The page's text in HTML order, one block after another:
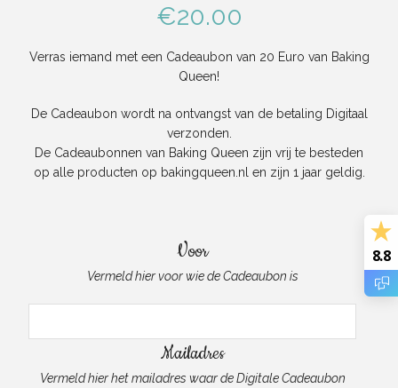
€20.00
Verras iemand met een Cadeaubon van 20 Euro van Baking
Queen!
De Cadeaubon wordt na ontvangst van de betaling Digitaal
verzonden.
De Cadeaubonnen van Baking Queen zijn vrij te besteden
op alle producten op bakingqueen.nl en zijn 1 jaar geldig.
Voor
Vermeld hier voor wie de Cadeaubon is
Mailadres
Vermeld hier het mailadres waar de Digitale Cadeaubon
8.8